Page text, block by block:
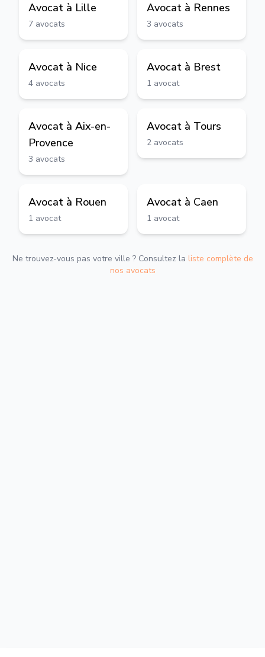
Avocat à Lille
7 avocats
Avocat à Rennes
3 avocats
Avocat à Nice
4 avocats
Avocat à Brest
1 avocat
Avocat à Aix-en-
Provence
3 avocats
Avocat à Tours
2 avocats
Avocat à Rouen
1 avocat
Avocat à Caen
1 avocat
Ne trouvez-vous pas votre ville ? Consultez la liste complète de
nos avocats